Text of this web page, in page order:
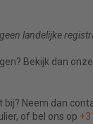
landelijke
Bekijk dan
bij? Neem dan
of bel ons op